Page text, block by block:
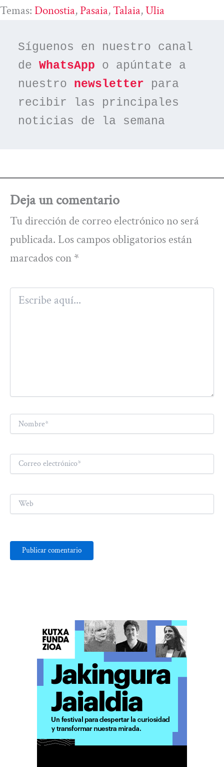
Temas: Donostia, Pasaia, Talaia, Ulia
Síguenos en nuestro canal
de WhatsApp o apúntate a
nuestro newsletter para
recibir las principales
noticias de la semana
Deja un comentario
Tu dirección de correo electrónico no será
publicada. Los campos obligatorios están
marcados con *
Escribe
aquí...
Nombre*
Correo
electrónico*
Web